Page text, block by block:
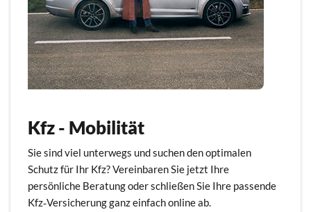
Kfz - Mobilität
Sie sind viel unterwegs und suchen den optimalen
Schutz für Ihr Kfz? Vereinbaren Sie jetzt Ihre
persönliche Beratung oder schließen Sie Ihre passende
Kfz‑Versicherung ganz einfach online ab.